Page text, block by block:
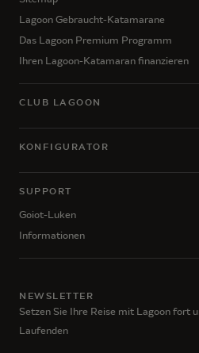
Lagoon Gebraucht-Katamarane
Das Lagoon Premium Programm
Ihren Lagoon-Katamaran finanzieren
CLUB LAGOON
KONFIGURATOR
SUPPORT
Goiot-Luken
Informationen
NEWSLETTER
Setzen Sie Ihre Reise mit Lagoon fort
Laufenden